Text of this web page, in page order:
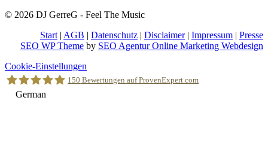
© 2026 DJ GerreG - Feel The Music
Start | AGB | Datenschutz | Disclaimer| Impressum | Presse
SEO WP Theme by SEO Agentur Online Marketing Webdesign
Nach
oben
scrollen
Cookie-Einstellungen
150 Bewertungen auf ProvenExpert.com
German